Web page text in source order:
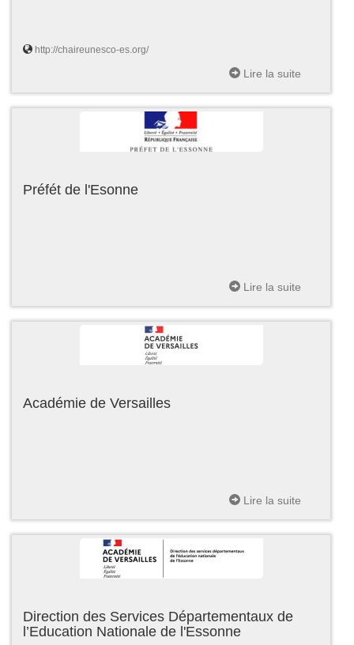
http://chaireunesco-es.org/
Lire la suite
Préfét de l'Esonne
Lire la suite
Académie de Versailles
Lire la suite
Direction des Services Départementaux de
l’Education Nationale de l'Essonne